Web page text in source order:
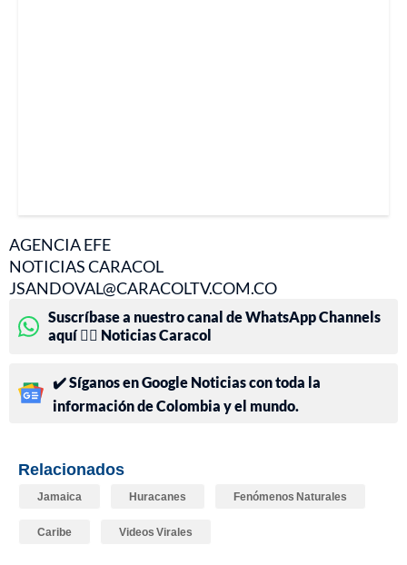
AGENCIA EFE
NOTICIAS CARACOL
JSANDOVAL@CARACOLTV.COM.CO
Suscríbase a nuestro canal de WhatsApp Channels
aquí 👉🏻 Noticias Caracol
✔️ Síganos en Google Noticias con toda la
información de Colombia y el mundo.
Relacionados
Jamaica Huracanes Fenómenos Naturales
Caribe Videos Virales